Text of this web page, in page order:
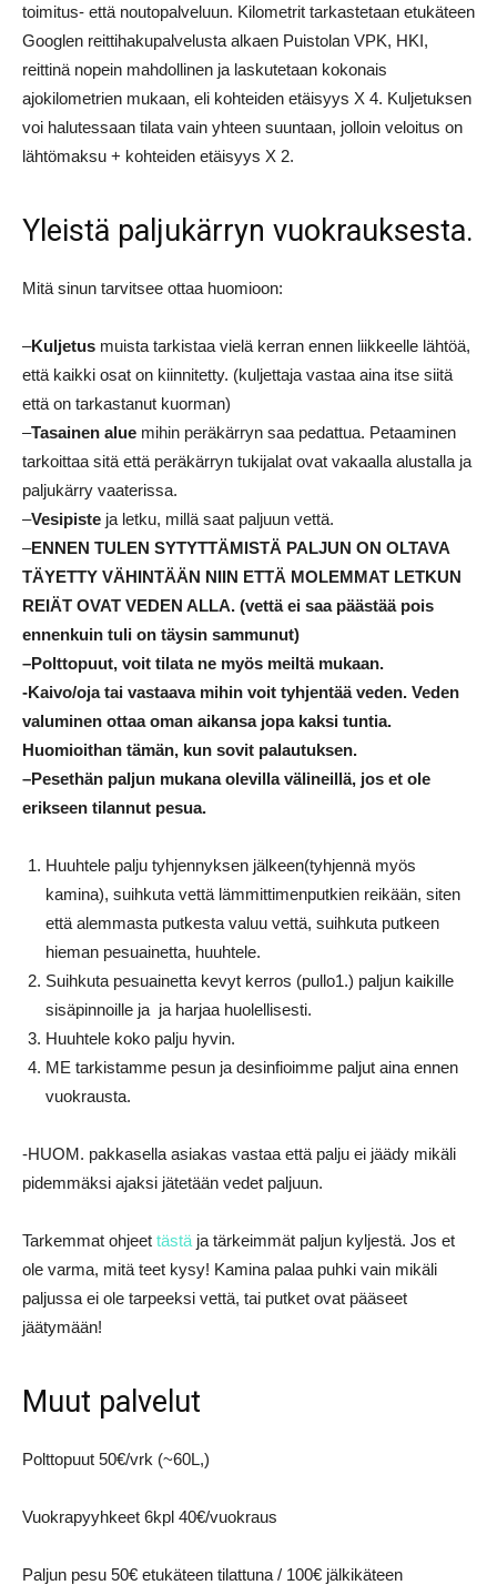
toimitus- että noutopalveluun. Kilometrit tarkastetaan etukäteen
Googlen reittihakupalvelusta alkaen Puistolan VPK, HKI,
reittinä nopein mahdollinen ja laskutetaan kokonais
ajokilometrien mukaan, eli kohteiden etäisyys X 4. Kuljetuksen
voi halutessaan tilata vain yhteen suuntaan, jolloin veloitus on
lähtömaksu + kohteiden etäisyys X 2.
Yleistä paljukärryn vuokrauksesta.
Mitä sinun tarvitsee ottaa huomioon:
–Kuljetus muista tarkistaa vielä kerran ennen liikkeelle lähtöä,
että kaikki osat on kiinnitetty. (kuljettaja vastaa aina itse siitä
että on tarkastanut kuorman)
–Tasainen alue mihin peräkärryn saa pedattua. Petaaminen
tarkoittaa sitä että peräkärryn tukijalat ovat vakaalla alustalla ja
paljukärry vaaterissa.
–Vesipiste ja letku, millä saat paljuun vettä.
–ENNEN TULEN SYTYTTÄMISTÄ PALJUN ON OLTAVA
TÄYETTY VÄHINTÄÄN NIIN ETTÄ MOLEMMAT LETKUN
REIÄT OVAT VEDEN ALLA. (vettä ei saa päästää pois
ennenkuin tuli on täysin sammunut)
–Polttopuut, voit tilata ne myös meiltä mukaan.
-Kaivo/oja tai vastaava mihin voit tyhjentää veden. Veden
valuminen ottaa oman aikansa jopa kaksi tuntia.
Huomioithan tämän, kun sovit palautuksen.
–Pesethän paljun mukana olevilla välineillä, jos et ole
erikseen tilannut pesua.
Huuhtele palju tyhjennyksen jälkeen(tyhjennä myös
kamina), suihkuta vettä lämmittimenputkien reikään, siten
että alemmasta putkesta valuu vettä, suihkuta putkeen
hieman pesuainetta, huuhtele.
Suihkuta pesuainetta kevyt kerros (pullo1.) paljun kaikille
sisäpinnoille ja ja harjaa huolellisesti.
Huuhtele koko palju hyvin.
ME tarkistamme pesun ja desinfioimme paljut aina ennen
vuokrausta.
-HUOM. pakkasella asiakas vastaa että palju ei jäädy mikäli
pidemmäksi ajaksi jätetään vedet paljuun.
Tarkemmat ohjeet tästä ja tärkeimmät paljun kyljestä. Jos et
ole varma, mitä teet kysy! Kamina palaa puhki vain mikäli
paljussa ei ole tarpeeksi vettä, tai putket ovat pääseet
jäätymään!
Muut palvelut
Polttopuut 50€/vrk (~60L,)
Vuokrapyyhkeet 6kpl 40€/vuokraus
Paljun pesu 50€ etukäteen tilattuna / 100€ jälkikäteen